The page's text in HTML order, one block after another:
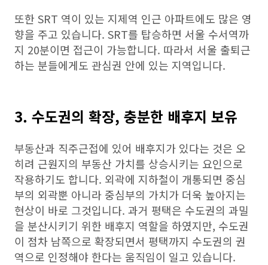
또한 SRT 역이 있는 지제역 인근 아파트에도 많은 영
향을 주고 있습니다. SRT를 탑승하면 서울 수서역까
지 20분이면 접근이 가능합니다. 따라서 서울 출퇴근
하는 분들에게도 관심권 안에 있는 지역입니다.
3. 수도권의 확장, 충분한 배후지 보유
부동산과 직주근접에 있어 배후지가 있다는 것은 오
히려 근원지의 부동산 가치를 상승시키는 요인으로
작용하기도 합니다. 외곽에 지하철이 개통되면 중심
부의 외곽뿐 아니라 중심부의 가치가 더욱 높아지는
현상이 바로 그것입니다. 과거 평택은 수도권의 과밀
을 분산시키기 위한 배후지 역할을 하였지만, 수도권
이 점차 남쪽으로 확장되면서 평택까지 수도권의 권
역으로 인정해야 한다는 움직임이 일고 있습니다.